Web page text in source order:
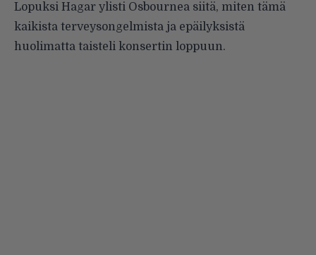
Lopuksi Hagar ylisti Osbournea siitä, miten tämä
kaikista terveysongelmista ja epäilyksistä
huolimatta taisteli konsertin loppuun.